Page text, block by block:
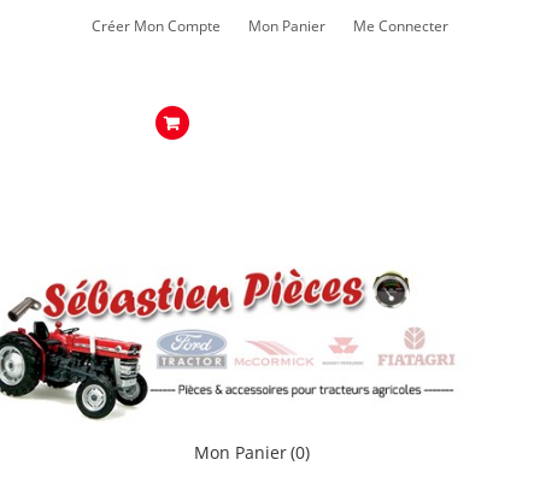
Créer Mon Compte Mon Panier Me Connecter
Mon Panier(0)